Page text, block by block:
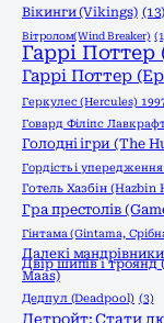
Вікинги (Vikings)
Вітролом(Wind Breaker)
Гаррі
Гаррі Поттер
Геркулес (Hercules)
Говард Філіпс
Голодні ігри (The
Гордість і
Готель Хазбін (Hazbin
Гра престолів
Гінтама (Gintama,
Далекі
Двір шипів і троянд
Maas)
Дедпул (Deadpool) (3)
Детройт: Стати